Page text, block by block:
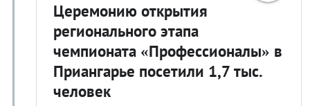
Церемонию открытия
регионального этапа
чемпионата «Профессионалы» в
Приангарье посетили 1,7 тыс.
человек